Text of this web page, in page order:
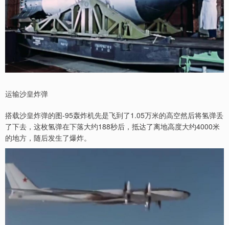
运输沙皇炸弹
搭载沙皇炸弹的图-95轰炸机先是飞到了1.05万米的高空然后将氢弹丢
了下去，这枚氢弹在下落大约188秒后，抵达了离地高度大约4000米
的地方，随后发生了爆炸。